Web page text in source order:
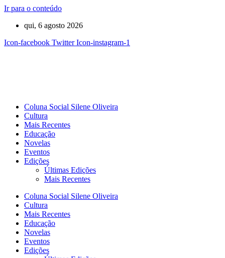
Ir para o conteúdo
qui, 6 agosto 2026
Icon-facebook Twitter Icon-instagram-1
Coluna Social Silene Oliveira
Cultura
Mais Recentes
Educação
Novelas
Eventos
Edições
Últimas Edições
Mais Recentes
Coluna Social Silene Oliveira
Cultura
Mais Recentes
Educação
Novelas
Eventos
Edições